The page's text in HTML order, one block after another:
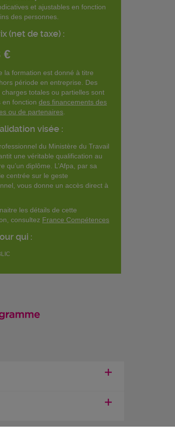
et ajustables en fonction
des personnes.
(net de taxe) :
€
la formation est donné à titre
période en entreprise. Des
charges totales ou partielles sont
en fonction des financements des
ou de partenaires
visée :
du Ministère du Travail
une véritable qualification au
qu’un diplôme. L’Afpa, par sa
centrée sur le geste
vous donne un accès direct à
les détails de cette
consultez France Compétences
qui :